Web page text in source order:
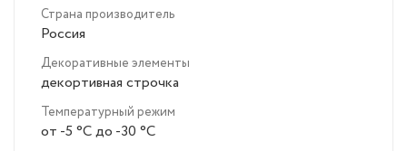
Страна производитель
Россия
Декоративные элементы
декортивная строчка
Температурный режим
от -5 °C до -30 °C